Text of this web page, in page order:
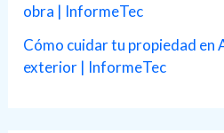
obra | InformeTec
Cómo cuidar tu propiedad en
exterior | InformeTec